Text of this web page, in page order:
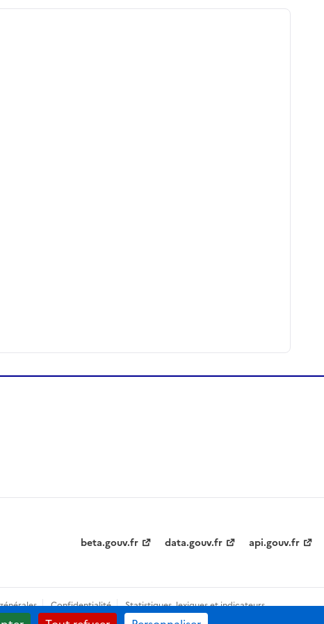
beta.gouv.fr data.gouv.fr api.gouv.fr
Confidentialité
Statistiques, lexiques et indicateurs